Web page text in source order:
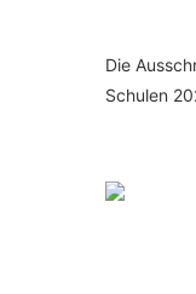
Die
Schulen